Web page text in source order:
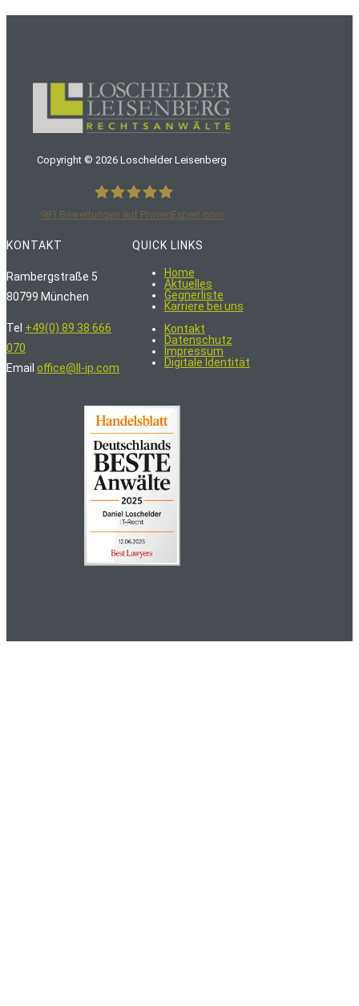
Copyright ©2026 Loschelder Leisenberg
LoschelderLeisenberg Rechtsanwälte
981 Bewertungen auf ProvenExpert.com
KONTAKT
Rambergstraße 5
80799 München
Tel +49(0) 89 38 666
070
Email office@ll-ip.com
QUICK LINKS
Home
Aktuelles
Gegnerliste
Karriere bei uns
Kontakt
Datenschutz
Impressum
Digitale Identität